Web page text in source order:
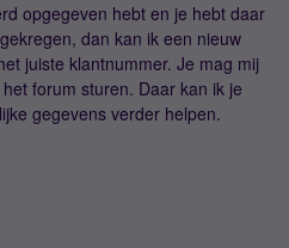
opgegeven hebt en je hebt daar
dan kan ik een nieuw
juiste klantnummer. Je mag mij
forum sturen. Daar kan ik je
gegevens verder helpen.